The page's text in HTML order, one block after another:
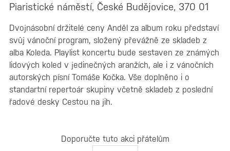
Piaristické náměstí, České Budějovice, 370 01
Dvojnásobní držitelé ceny Anděl za album roku představí
svůj vánoční program, složený převážně ze skladeb z
alba Koleda. Playlist koncertu bude sestaven ze známých
lidových koled v jedinečných aranžích, ale i z vánočních
autorských písní Tomáše Kočka. Vše doplněno i o
standartní repertoár skupiny včetně skladeb z poslední
řadové desky Cestou na jih.
Doporučte tuto akci přátelům